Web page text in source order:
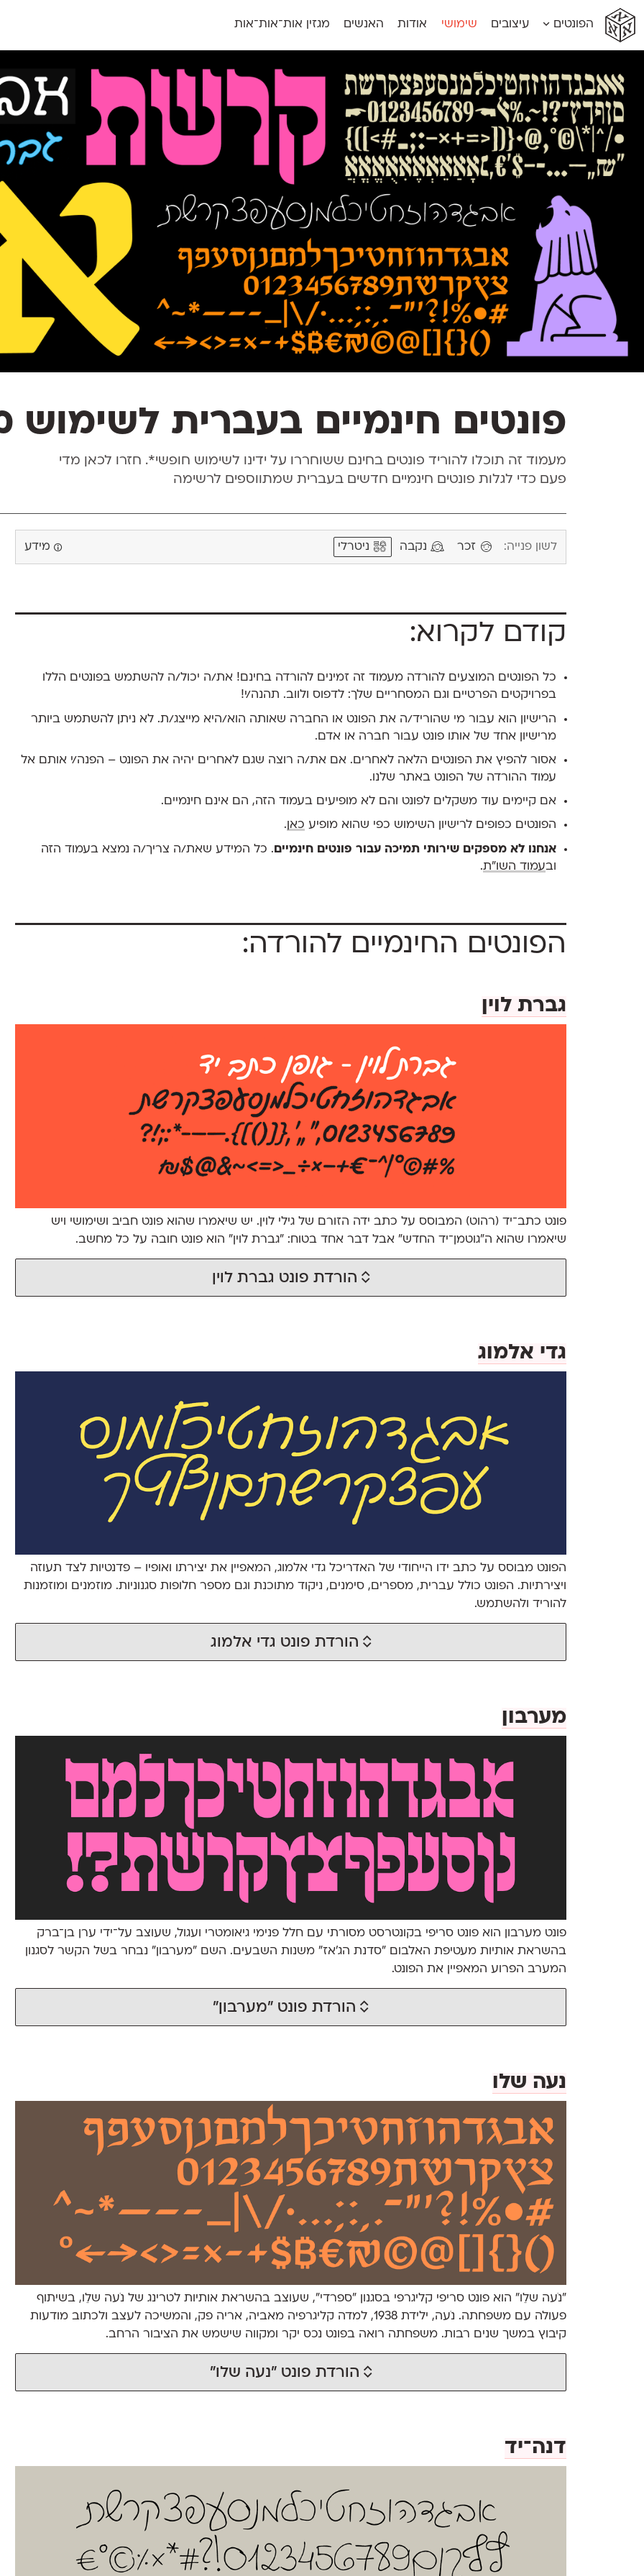
אא
אא
א
א
הפונטים עיצובים שימושי אודות האנשים מגזין אות־אות־אות
אינדקס
אינדקס מונו
אלמוני
אלמוני צר
אמביוולנטי נורמל
אמביוולנטי צר
אנומליה
אסימון דו־לשוני
אפק
גלוריה
לוי
חדש
מכמורת
מקומי
נוילנד
סטנגה
סינופסיס
פלוני יד
פעמון
פרנק־רי צר
חדש
קדם סריף
קרוואן
שלוק
תעמולה
פונטים חינמיים בעברית לשימוש
מעמוד זה תוכלו להוריד פונטים בחינם ששוחררו על ידינו לשימוש חופשי*. חזרו לכאן מדי
פעם כדי לגלות פונטים חינמיים חדשים בעברית שמתווספים לרשימה
לשון פנייה: זכר נקבה ניטרלי מידע
קודם לקרוא:
כל הפונטים המוצעים להורדה מעמוד זה זמינים להורדה בחינם! את/ה יכול/ה להשתמש בפונטים הללו
בפרויקטים הפרטיים וגם המסחריים שלך: לדפוס ולווב. תהנה/י!
הרישיון הוא עבור מי שהוריד/ה את הפונט או החברה שאותה הוא/היא מייצג/ת. לא ניתן להשתמש ביותר
מרישיון אחד של אותו פונט עבור חברה או אדם.
אסור להפיץ את הפונטים הלאה לאחרים. אם את/ה רוצה שגם לאחרים יהיה את הפונט – הפנה/י אותם אל
עמוד ההורדה של הפונט באתר שלנו.
אם קיימים עוד משקלים לפונט והם לא מופיעים בעמוד הזה, הם אינם חינמיים.
הפונטים כפופים לרישיון השימוש כפי שהוא מופיע כאן .
אנחנו לא מספקים שירותי תמיכה עבור פונטים חינמיים. כל המידע שאת/ה צריך/ה נמצא בעמוד הזה
ובעמוד השו"ת.
הפונטים החינמיים להורדה:
גברת לוין
פונט כתב־יד (רהוט) המבוסס על כתב ידה הזורם של גילי לוין. יש שיאמרו שהוא פונט חביב ושימושי ויש
שיאמרו שהוא ה״גוטמן־יד החדש״ אבל דבר אחד בטוח: ״גברת לוין״ הוא פונט חובה על כל מחשב.
הורדת פונט גברת לוין
גדי אלמוג
הפונט מבוסס על כתב ידו הייחודי של האדריכל גדי אלמוג, המאפיין את יצירתו ואופיו – פדנטיות לצד תעוזה
ויצירתיות. הפונט כולל עברית, מספרים, סימנים, ניקוד מתוכנת וגם מספר חלופות סגנוניות. מוזמנים ומוזמנות
להוריד ולהשתמש.
הורדת פונט גדי אלמוג
מערבון
פונט מערבון הוא פונט סריפי בקונטרסט מסורתי עם חלל פנימי גיאומטרי ועגול, שעוצב על־ידי ערן בן־ברק
בהשראת אותיות מעטיפת האלבום ״סדנת הג׳אז״ משנות השבעים. השם ״מערבון״ נבחר בשל הקשר לסגנון
המערב הפרוע המאפיין את הפונט.
הורדת פונט ״מערבון״
נעה שלו
״נֹעה שלֵו״ הוא פונט סריפי קליגרפי בסגנון ״ספרדי״, שעוצב בהשראת אותיות לטרינג של נֹעה שלֵו, בשיתוף
פעולה עם משפחתה. נֹעה, ילידת 1938, למדה קליגרפיה מאביה, אריה פק, והמשיכה לעצב ולכתוב מודעות
קיבוץ במשך שנים רבות. משפחתה רואה בפונט נכס יקר ומקווה שישמש את הציבור הרחב.
הורדת פונט ״נעה שלו״
דנה־יד